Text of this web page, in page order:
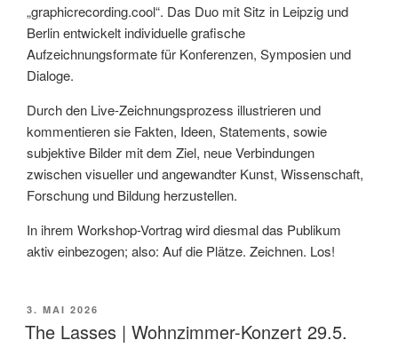
„graphicrecording.cool“. Das Duo mit Sitz in Leipzig und
Berlin entwickelt individuelle grafische
Aufzeichnungsformate für Konferenzen, Symposien und
Dialoge.
Durch den Live-Zeichnungsprozess illustrieren und
kommentieren sie Fakten, Ideen, Statements, sowie
subjektive Bilder mit dem Ziel, neue Verbindungen
zwischen visueller und angewandter Kunst, Wissenschaft,
Forschung und Bildung herzustellen.
In ihrem Workshop-Vortrag wird diesmal das Publikum
aktiv einbezogen; also: Auf die Plätze. Zeichnen. Los!
VERÖFFENTLICHT
AM
3. MAI 2026
The Lasses | Wohnzimmer-Konzert 29.5.